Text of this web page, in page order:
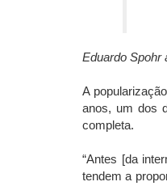
Eduardo Spohr
A
anos, um dos
completa.
“Antes [da
tendem a